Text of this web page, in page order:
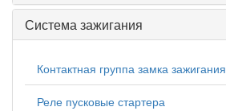
Система зажигания
Контактная группа замка зажигания
Реле пусковые стартера